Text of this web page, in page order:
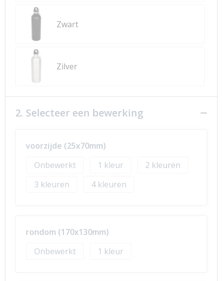
Zwart
Zilver
2. Selecteer een bewerking
voorzijde (25x70mm)
Onbewerkt
1
2
3
4
rondom (170x130mm)
Onbewerkt
1